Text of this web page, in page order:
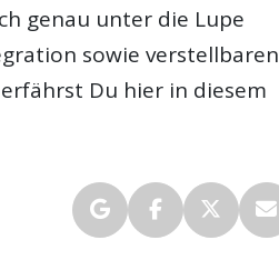
genau unter die Lupe
sowie verstellbaren
Du hier in diesem